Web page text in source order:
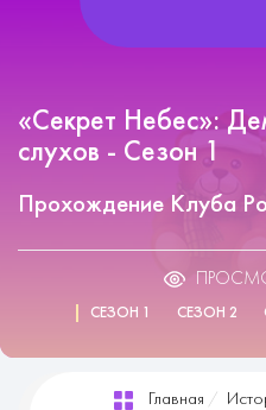
«Секрет Небес»:
слухов - Сезон 1
Прохождение Клуба
СЕЗОН 1 СЕЗОН 2
Главная